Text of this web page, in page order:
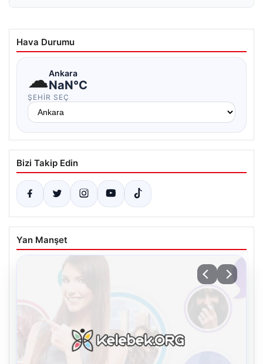
Hava Durumu
☁Ankara
NaN°C
ŞEHIR SEÇ
Bizi Takip Edin
Yan Manşet